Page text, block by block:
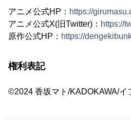
アニメ公式HP： https://
アニメ公式X(旧Twitter)： https://
原作公式HP： https://
権利表記
©2024 香坂マト/KADOKAWA/イ